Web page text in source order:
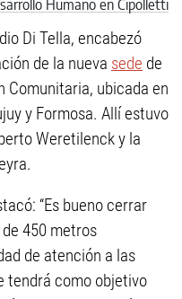
Di Tella, encabezó
de la nueva sede de
Comunitaria, ubicada en
y Formosa. Allí estuvo
Weretilenck y la
“Es bueno cerrar
450 metros
de atención a las
tendrá como objetivo